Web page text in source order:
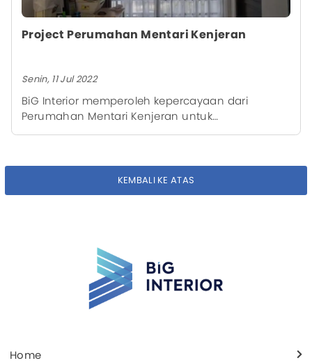
Project Perumahan Mentari Kenjeran
Senin, 11 Jul 2022
BiG Interior memperoleh kepercayaan dari
Perumahan Mentari Kenjeran untuk
mempercantik interior gedungnya menggunakan
KEMBALI KE ATAS
Home